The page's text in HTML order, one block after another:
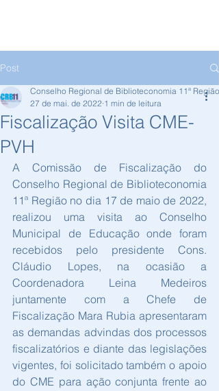
Post
Fiscalização Visita CME-
PVH
Conselho Regional de Biblioteconomia 11ª Região
27 de mai. de 2022 1 min de leitura
A Comissão de Fiscalização do
Conselho Regional de Biblioteconomia
11ª Região no dia 17 de maio de 2022,
realizou uma visita ao Conselho
Municipal de Educação onde foram
recebidos pelo presidente Cons.
Cláudio Lopes, na ocasião a
Coordenadora Leina Medeiros
juntamente com a Chefe de
Fiscalização Mara Rubia apresentaram
as demandas advindas dos processos
fiscalizatórios e diante das legislações
vigentes, foi solicitado também o apoio
do CME para ação conjunta frente ao